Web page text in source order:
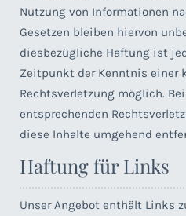
Nutzung von Informationen
Gesetzen bleiben hiervon
diesbezügliche Haftung ist
Zeitpunkt der Kenntnis einer
Rechtsverletzung möglich.
entsprechenden
diese Inhalte umgehend
Haftung für Links
Unser Angebot enthält Links